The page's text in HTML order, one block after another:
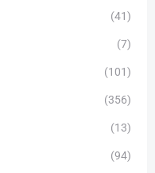
(41)
(7)
(101)
(356)
(13)
(94)